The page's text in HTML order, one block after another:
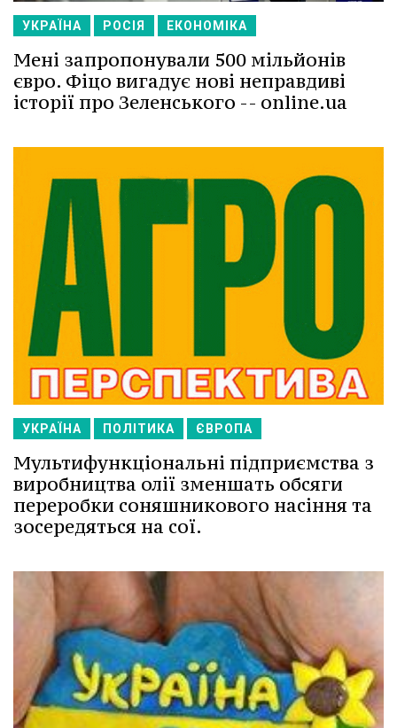
УКРАЇНА РОСІЯ ЕКОНОМІКА
Мені запропонували 500 мільйонів
євро. Фіцо вигадує нові неправдиві
історії про Зеленського -- online.ua
УКРАЇНА ПОЛІТИКА ЄВРОПА
Мультифункціональні підприємства з
виробництва олії зменшать обсяги
переробки соняшникового насіння та
зосередяться на сої.